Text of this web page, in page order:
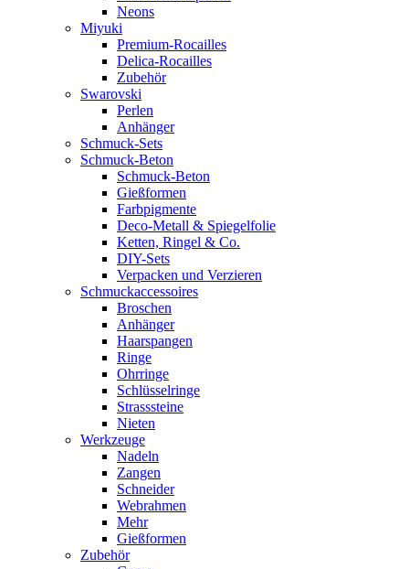
Neons
Miyuki
Premium-Rocailles
Delica-Rocailles
Zubehör
Swarovski
Perlen
Anhänger
Schmuck-Sets
Schmuck-Beton
Schmuck-Beton
Gießformen
Farbpigmente
Deco-Metall & Spiegelfolie
Ketten, Ringel & Co.
DIY-Sets
Verpacken und Verzieren
Schmuckaccessoires
Broschen
Anhänger
Haarspangen
Ringe
Ohrringe
Schlüsselringe
Strasssteine
Nieten
Werkzeuge
Nadeln
Zangen
Schneider
Webrahmen
Mehr
Gießformen
Zubehör